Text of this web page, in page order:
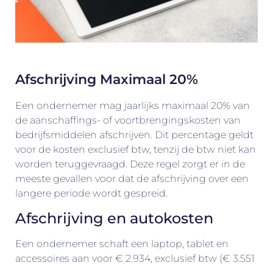
Afschrijving Maximaal 20%
Een ondernemer mag jaarlijks maximaal 20% van
de aanschaffings- of voortbrengingskosten van
bedrijfsmiddelen afschrijven. Dit percentage geldt
voor de kosten exclusief btw, tenzij de btw niet kan
worden teruggevraagd. Deze regel zorgt er in de
meeste gevallen voor dat de afschrijving over een
langere periode wordt gespreid.
Afschrijving en autokosten
Een ondernemer schaft een laptop, tablet en
accessoires aan voor € 2.934, exclusief btw (€ 3.551